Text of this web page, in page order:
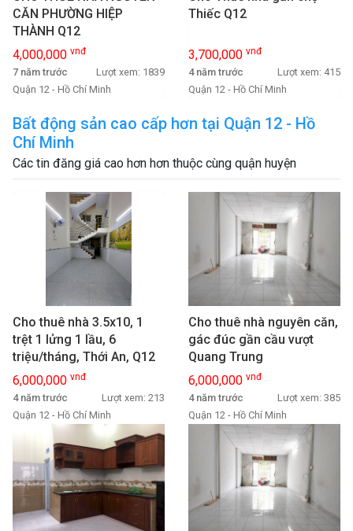
CĂN PHƯỜNG HIỆP
THÀNH Q12
4,000,000 vnđ
7 năm trước
Lượt xem: 1839
Quận 12 - Hồ Chí Minh
Thiếc Q12
3,700,000 vnđ
4 năm trước
Lượt xem: 415
Quận 12 - Hồ Chí Minh
Bất động sản cao cấp hơn tại Quận 12 - Hồ
Chí Minh
Các tin đăng giá cao hơn hơn thuộc cùng quận huyện
Cho thuê nhà 3.5x10, 1
trệt 1 lửng 1 lầu, 6
triệu/tháng, Thới An, Q12
6,000,000 vnđ
4 năm trước
Lượt xem: 213
Quận 12 - Hồ Chí Minh
Cho thuê nhà nguyên căn,
gác đúc gần cầu vượt
Quang Trung
6,000,000 vnđ
4 năm trước
Lượt xem: 385
Quận 12 - Hồ Chí Minh